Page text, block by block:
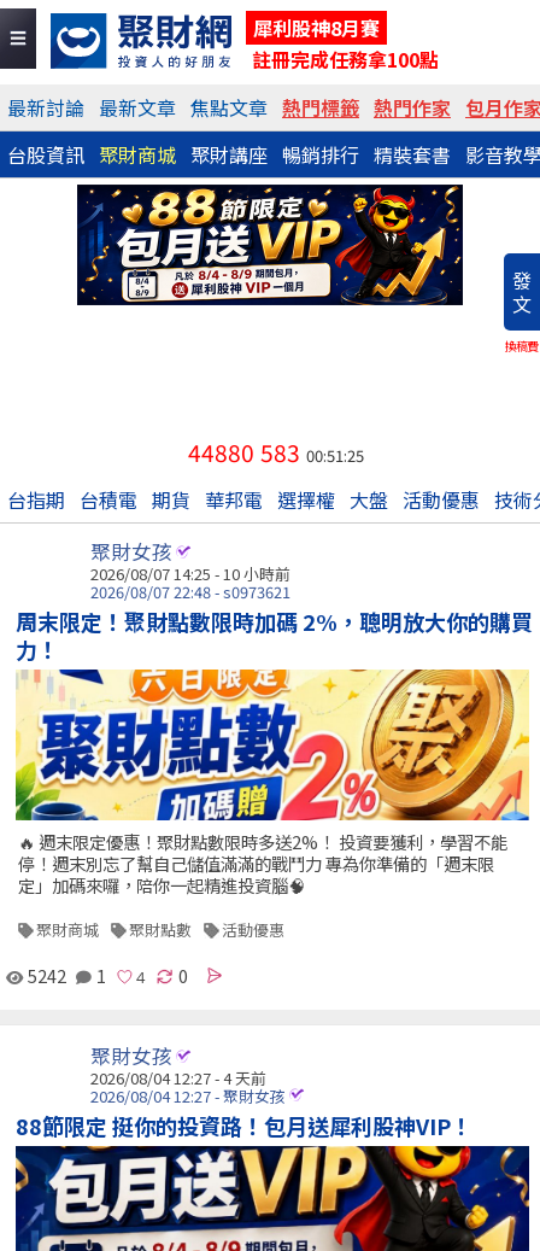
犀利股神8月賽
註冊完成任務拿100點
最新討論 最新文章 焦點文章 熱門標籤 熱門作家 包月作
台股資訊 聚財商城 聚財講座 暢銷排行 精裝套書 影音教
發
文
換稿費
44880 583 00:51:25
台指期 台積電 期貨 華邦電 選擇權 大盤 活動優惠 技術
聚財女孩
2026/08/07 14:25 -10 小時前
2026/08/07 22:48 - s0973621
周末限定！聚財點數限時加碼 2%，聰明放大你的購買
力！
🔥 週末限定優惠！聚財點數限時多送2%！ 投資要獲利，學習不能
停！週末別忘了幫自己儲值滿滿的戰鬥力 專為你準備的「週末限
定」加碼來囉，陪你一起精進投資腦🧠
聚財商城 聚財點數 活動優惠
5242 1 0
聚財女孩
2026/08/04 12:27 - 4 天前
2026/08/04 12:27 - 聚財女孩
88節限定 挺你的投資路！包月送犀利股神VIP！